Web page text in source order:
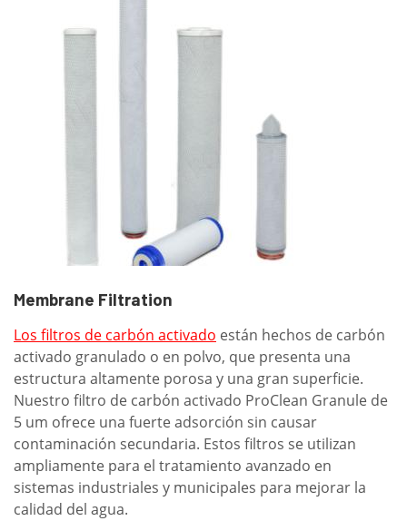
Membrane Filtration
Los filtros de carbón activado están hechos de carbón
activado granulado o en polvo, que presenta una
estructura altamente porosa y una gran superficie.
Nuestro filtro de carbón activado ProClean Granule de
5 um ofrece una fuerte adsorción sin causar
contaminación secundaria. Estos filtros se utilizan
ampliamente para el tratamiento avanzado en
sistemas industriales y municipales para mejorar la
calidad del agua.